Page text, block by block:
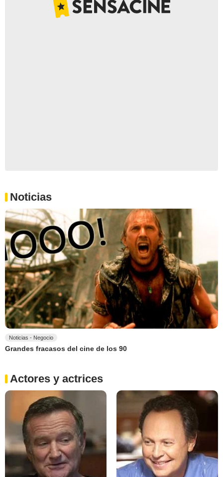
Noticias
Noticias - Negocio
Grandes fracasos del cine de los 90
Actores y actrices